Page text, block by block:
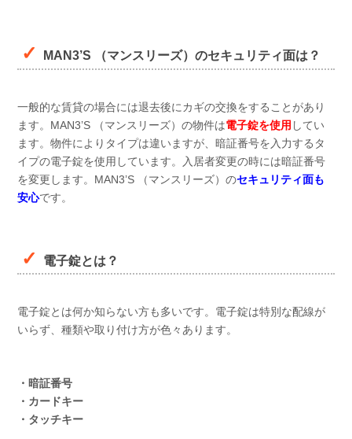
MAN3’S （マンスリーズ）のセキュリティ面は？
一般的な賃貸の場合には退去後にカギの交換をすることがあり
ます。MAN3’S （マンスリーズ）の物件は電子錠を使用 してい
ます。物件によりタイプは違いますが、暗証番号を入力するタ
イプの電子錠を使用しています。入居者変更の時には暗証番号
を変更します。MAN3’S （マンスリーズ）のセキュリティ面も
安心です。
電子錠とは？
電子錠とは何か知らない方も多いです。電子錠は特別な配線が
いらず、種類や取り付け方が色々あります。
・暗証番号
・カードキー
・タッチキー